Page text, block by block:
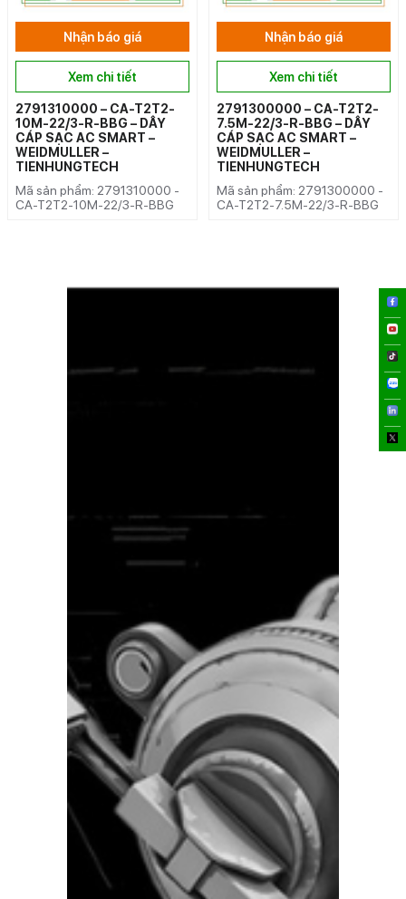
Nhận báo giá
Xem chi tiết
2791310000 – CA-T2T2-
10M-22/3-R-BBG – DÂY
CÁP SẠC AC SMART –
WEIDMULLER –
TIENHUNGTECH
Mã sản phẩm: 2791310000 -
CA-T2T2-10M-22/3-R-BBG
Nhận báo giá
Xem chi tiết
2791300000 – CA-T2T2-
7.5M-22/3-R-BBG – DÂY
CÁP SẠC AC SMART –
WEIDMULLER –
TIENHUNGTECH
Mã sản phẩm: 2791300000 -
CA-T2T2-7.5M-22/3-R-BBG